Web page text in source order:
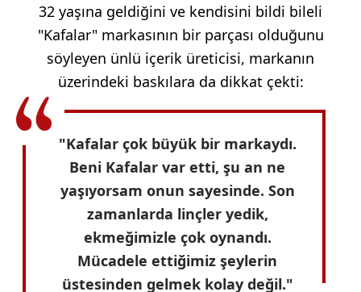
32 yaşına geldiğini ve kendisini bildi bileli
"Kafalar" markasının bir parçası olduğunu
söyleyen ünlü içerik üreticisi, markanın
üzerindeki baskılara da dikkat çekti:
"Kafalar çok büyük bir markaydı.
Beni Kafalar var etti, şu an ne
yaşıyorsam onun sayesinde. Son
zamanlarda linçler yedik,
ekmeğimizle çok oynandı.
Mücadele ettiğimiz şeylerin
üstesinden gelmek kolay değil."